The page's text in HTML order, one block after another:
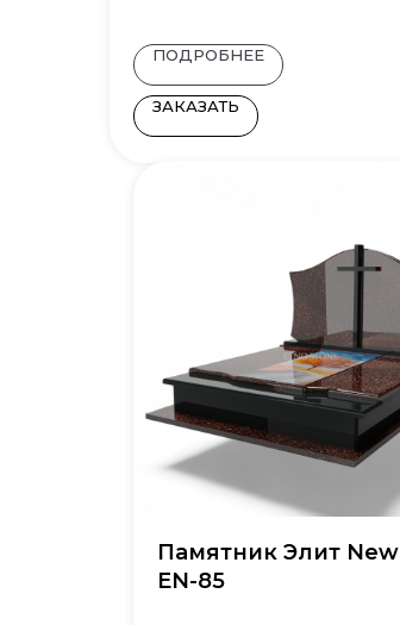
ПОДРОБНЕЕ
ЗАКАЗАТЬ
Памятник Элит New
EN-85